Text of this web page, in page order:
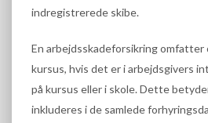
indregistrerede skibe.
En arbejdsskadeforsikring omfatter
kursus, hvis det er i arbejdsgivers
på kursus eller i skole. Dette
inkluderes i de samlede